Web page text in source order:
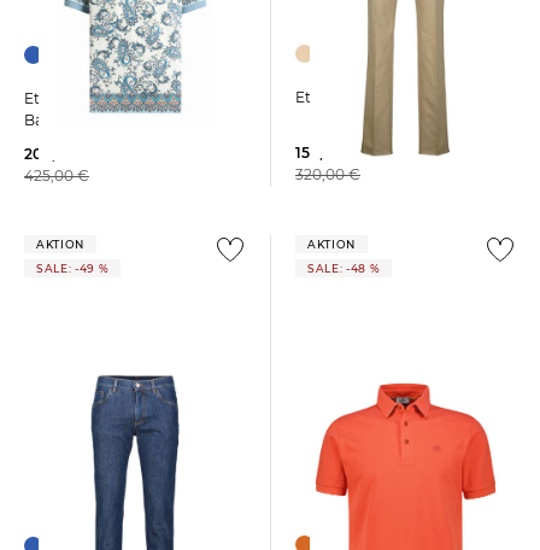
Etro | Herren Poloshirt aus
Baumwolle
209,99 €
425,00 €
Etro | Herren Hose ROMA
159,99 €
320,00 €
AKTION
SALE: -49 %
AKTION
SALE: -48 %